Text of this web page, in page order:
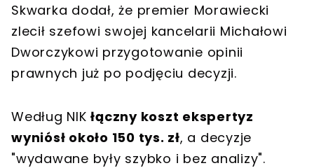
Skwarka dodał, że premier Morawiecki
zlecił szefowi swojej kancelarii Michałowi
Dworczykowi przygotowanie opinii
prawnych już po podjęciu decyzji.
Według NIKłączny koszt ekspertyz
wyniósł około 150 tys. zł, a decyzje
"wydawane były szybko i bez analizy".